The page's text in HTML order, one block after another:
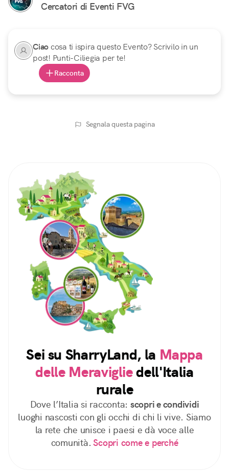
Cercatori di Eventi FVG
Ciaocosa ti ispira questo Evento? Scrivilo in un
post! Punti-Ciliegia per te!
Racconta
Segnala questa pagina
Sei su SharryLand, la Mappa
delle Meravigliedell'Italia
rurale
Dove l’Italia si racconta: scopri e condividi
luoghi nascosti con gli occhi di chi li vive. Siamo
la rete che unisce i paesi e dà voce alle
comunità. Scopri come e perché